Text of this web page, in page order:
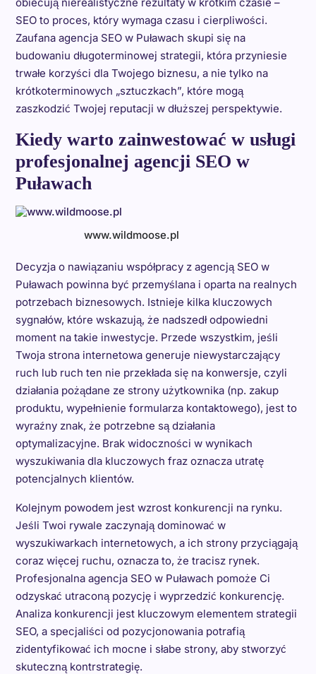
SEO to proces, który wymaga czasu i cierpliwości.
Zaufana agencja SEO w Puławach skupi się na
budowaniu długoterminowej strategii, która przyniesie
trwałe korzyści dla Twojego biznesu, a nie tylko na
krótkoterminowych „sztuczkach”, które mogą
zaszkodzić Twojej reputacji w dłuższej perspektywie.
Kiedy warto zainwestować w usługi
profesjonalnej agencji SEO w
Puławach
www.wildmoose.pl
Decyzja o nawiązaniu współpracy z agencją SEO w
Puławach powinna być przemyślana i oparta na realnych
potrzebach biznesowych. Istnieje kilka kluczowych
sygnałów, które wskazują, że nadszedł odpowiedni
moment na takie inwestycje. Przede wszystkim, jeśli
Twoja strona internetowa generuje niewystarczający
ruch lub ruch ten nie przekłada się na konwersje, czyli
działania pożądane ze strony użytkownika (np. zakup
produktu, wypełnienie formularza kontaktowego), jest to
wyraźny znak, że potrzebne są działania
optymalizacyjne. Brak widoczności w wynikach
wyszukiwania dla kluczowych fraz oznacza utratę
potencjalnych klientów.
Kolejnym powodem jest wzrost konkurencji na rynku.
Jeśli Twoi rywale zaczynają dominować w
wyszukiwarkach internetowych, a ich strony przyciągają
coraz więcej ruchu, oznacza to, że tracisz rynek.
Profesjonalna agencja SEO w Puławach pomoże Ci
odzyskać utraconą pozycję i wyprzedzić konkurencję.
Analiza konkurencji jest kluczowym elementem strategii
SEO, a specjaliści od pozycjonowania potrafią
zidentyfikować ich mocne i słabe strony, aby stworzyć
skuteczną kontrstrategię.